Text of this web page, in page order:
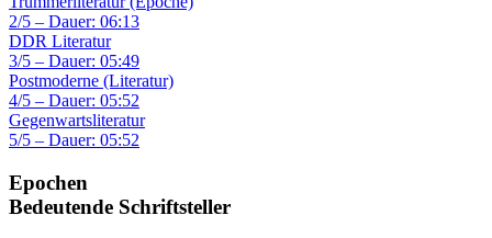
2/5 – Dauer: 06:13
DDR Literatur
3/5 – Dauer: 05:49
Postmoderne (Literatur)
4/5 – Dauer: 05:52
Gegenwartsliteratur
5/5 – Dauer: 05:52
Epochen
Bedeutende Schriftsteller